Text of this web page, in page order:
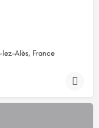
Alès, France